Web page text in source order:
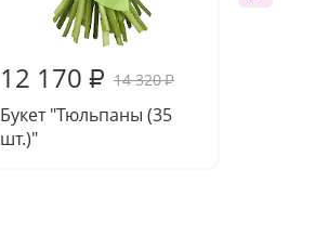
12 170 ₽ 14 320₽
Букет "Тюльпаны (35
шт.)"